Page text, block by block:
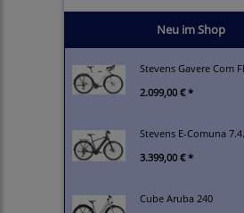
Neu im Shop
Stevens Gavere Com
2.099,00 € *
Stevens E-Comuna
3.399,00 € *
Cube Aruba 240